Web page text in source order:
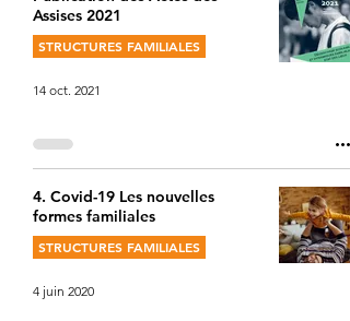
Assises 2021
STRUCTURES FAMILIALES
14 oct. 2021
4. Covid-19 Les nouvelles
formes familiales
STRUCTURES FAMILIALES
4 juin 2020